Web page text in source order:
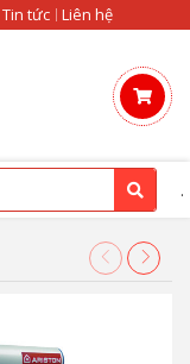
Tin tức Liên hệ
.